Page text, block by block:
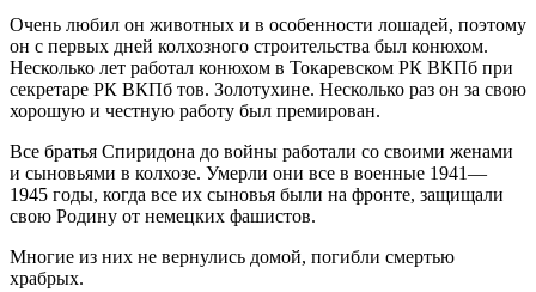
Очень любил он животных и в особенности лошадей, поэтому
он с первых дней колхозного строительства был конюхом.
Несколько лет работал конюхом в Токаревском РК ВКПб при
секретаре РК ВКПб тов. Золотухине. Несколько раз он за свою
хорошую и честную работу был премирован.
Все братья Спиридона до войны работали со своими женами
и сыновьями в колхозе. Умерли они все в военные 1941—
1945 годы, когда все их сыновья были на фронте, защищали
свою Родину от немецких фашистов.
Многие из них не вернулись домой, погибли смертью
храбрых.